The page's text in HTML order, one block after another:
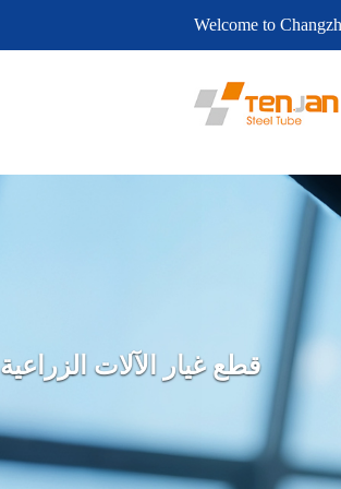
Welcome to
قطع غيار الآلات الزراعية